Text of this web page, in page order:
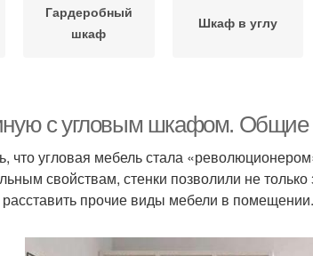
Гардеробный
шкаф
Шкаф в углу
с угловым шкафом. Общие
что угловая мебель стала
свойствам, стенки позволили не только
расставить прочие виды мебели в